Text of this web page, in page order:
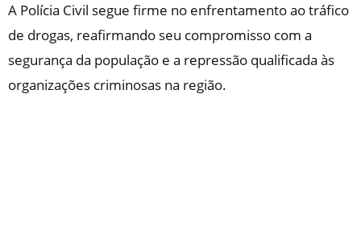
A Polícia Civil segue firme no enfrentamento ao tráfico
de drogas, reafirmando seu compromisso com a
segurança da população e a repressão qualificada às
organizações criminosas na região.